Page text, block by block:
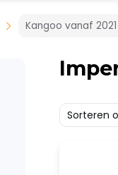
Kangoo vanaf 2021
Sorteren